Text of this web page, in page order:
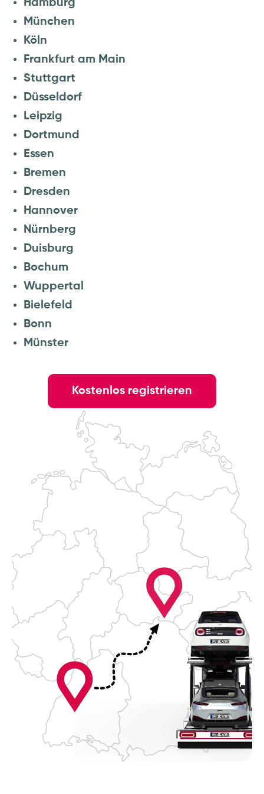
Hamburg
München
Köln
Frankfurt am Main
Stuttgart
Düsseldorf
Leipzig
Dortmund
Essen
Bremen
Dresden
Hannover
Nürnberg
Duisburg
Bochum
Wuppertal
Bielefeld
Bonn
Münster
Kostenlos registrieren